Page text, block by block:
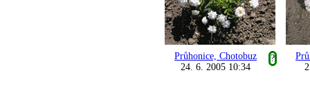
Průhonice, Chotobuz
?
24. 6. 2005 10:34